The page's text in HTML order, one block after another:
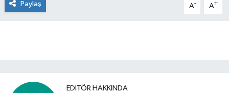
Paylaş A- A+
EDITÖR HAKKINDA